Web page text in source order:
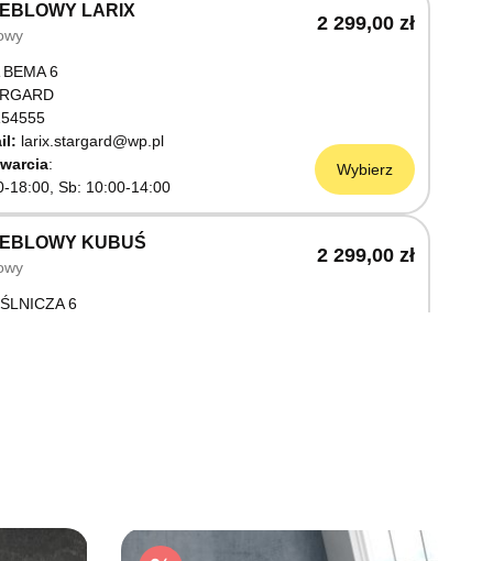
LARIX
6
larix.stargard@wp.pl
18:00, Sb: 10:00-14:00
2 299,00 zł
Wybierz
KUBUŚ
6
2 299,00 zł
M JAK MEBLE